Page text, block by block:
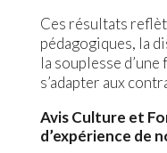
Ces résultats
pédagogiques, la
la souplesse
s’adapter aux
Avis Culture et
d’expérience de